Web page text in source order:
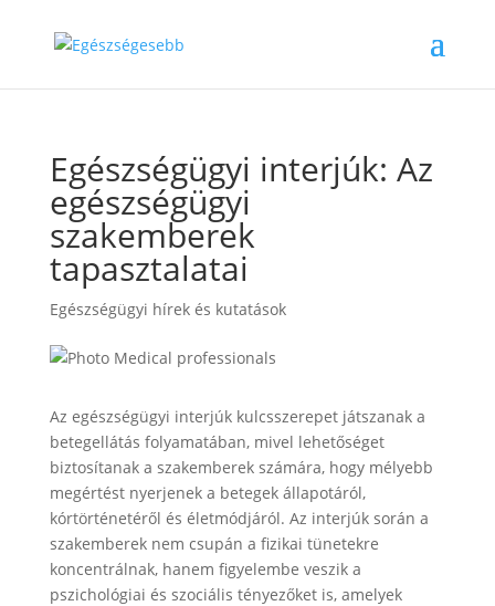
Egészségügyi interjúk: Az
egészségügyi
szakemberek
tapasztalatai
Egészségügyi hírek és kutatások
Az egészségügyi interjúk kulcsszerepet játszanak a
betegellátás folyamatában, mivel lehetőséget
biztosítanak a szakemberek számára, hogy mélyebb
megértést nyerjenek a betegek állapotáról,
kórtörténetéről és életmódjáról. Az interjúk során a
szakemberek nem csupán a fizikai tünetekre
koncentrálnak, hanem figyelembe veszik a
pszichológiai és szociális tényezőket is, amelyek